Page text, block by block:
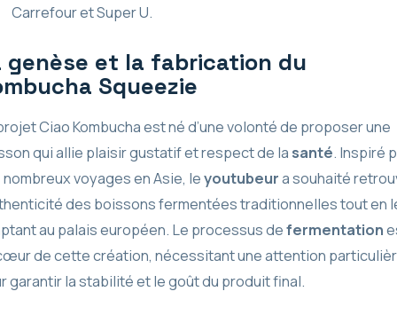
Carrefour et Super U.
genèse et la fabrication du
Squeezie
Ciao Kombucha est né d’une volonté de proposer une
qui allie plaisir gustatif et respect de la santé. Inspiré
voyages en Asie, leyoutubeura souhaité
des boissons fermentées traditionnelles tout en
au palais européen. Le processus defermentation
de cette création, nécessitant une attention
garantir la stabilité et le goût du produit final.